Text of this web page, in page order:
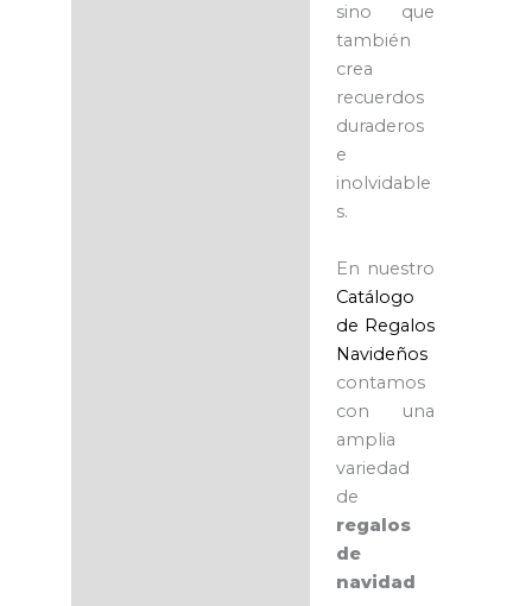
sino que
también
crea
recuerdos
duraderos
e
inolvidable
s.
En nuestro
Catálogo
de Regalos
Navideños
contamos
con una
amplia
variedad
de
regalos
de
navidad